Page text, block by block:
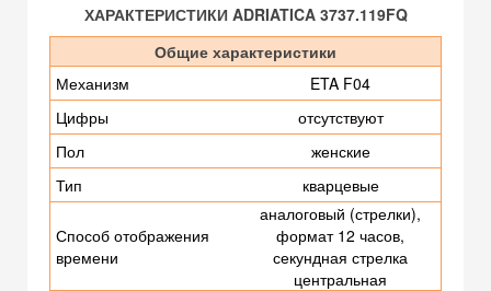
ХАРАКТЕРИСТИКИ ADRIATICA 3737.119FQ
Общие характеристики
Механизм
ETA F04
Цифры
отсутствуют
Пол
женские
Тип
кварцевые
Способ отображения
времени
аналоговый (стрелки),
формат 12 часов,
секундная стрелка
центральная